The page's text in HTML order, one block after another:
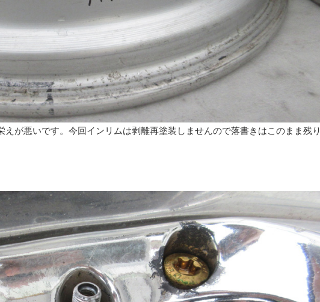
が悪いです。今回インリムは剥離再塗装しませんので落書きはこのまま残り